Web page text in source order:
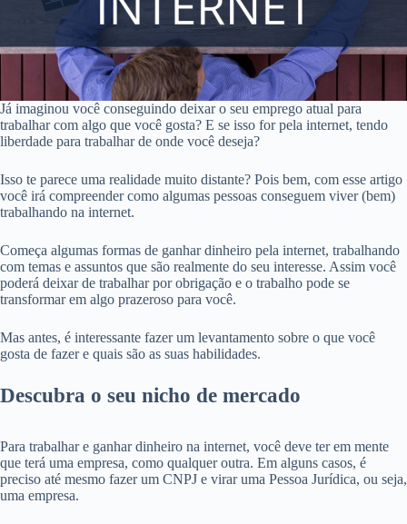
Já imaginou você conseguindo deixar o seu emprego atual para
trabalhar com algo que você gosta? E se isso for pela internet, tendo
liberdade para trabalhar de onde você deseja?
Isso te parece uma realidade muito distante? Pois bem, com esse artigo
você irá compreender como algumas pessoas conseguem viver (bem)
trabalhando na internet.
Começa algumas formas de ganhar dinheiro pela internet, trabalhando
com temas e assuntos que são realmente do seu interesse. Assim você
poderá deixar de trabalhar por obrigação e o trabalho pode se
transformar em algo prazeroso para você.
Mas antes, é interessante fazer um levantamento sobre o que você
gosta de fazer e quais são as suas habilidades.
Descubra o seu nicho de mercado
Para trabalhar e ganhar dinheiro na internet, você deve ter em mente
que terá uma empresa, como qualquer outra. Em alguns casos, é
preciso até mesmo fazer um CNPJ e virar uma Pessoa Jurídica, ou seja,
uma empresa.